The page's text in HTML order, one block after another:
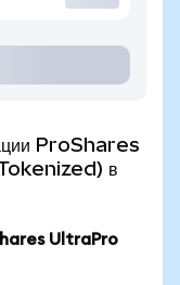
ProShares
в
UltraPro